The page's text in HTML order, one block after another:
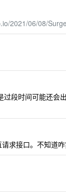
2021/06/08/
段时间可能还会
求接口。不知道咋